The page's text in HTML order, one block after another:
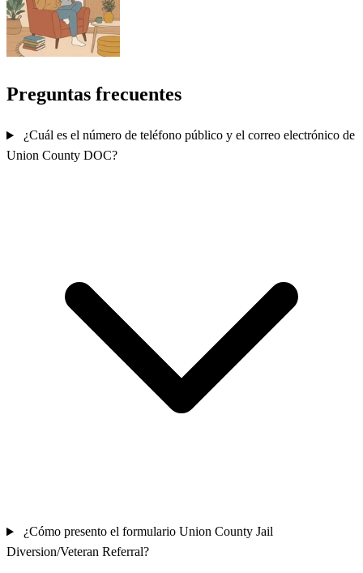
Preguntas frecuentes
¿Cuál es el número de teléfono público y el correo electrónico de
Union County DOC?
¿Cómo presento el formulario Union County Jail
Diversion/Veteran Referral?